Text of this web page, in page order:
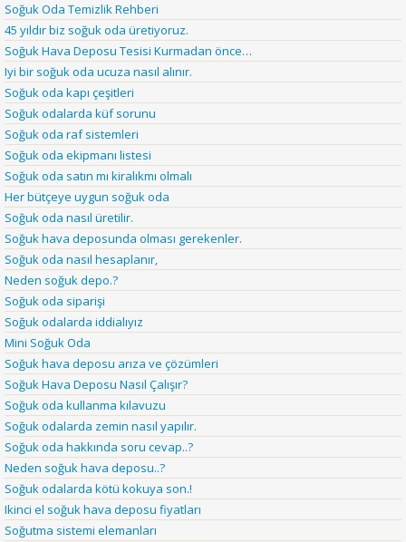
Soğuk Oda Temizlik Rehberi
45 yıldır biz soğuk oda üretiyoruz.
Soğuk Hava Deposu Tesisi Kurmadan önce…
Iyi bir soğuk oda ucuza nasıl alınır.
Soğuk oda kapı çeşitleri
Soğuk odalarda küf sorunu
Soğuk oda raf sistemleri
Soğuk oda ekipmanı listesi
Soğuk oda satın mı kiralıkmı olmalı
Her bütçeye uygun soğuk oda
Soğuk oda nasıl üretilir.
Soğuk hava deposunda olması gerekenler.
Soğuk oda nasıl hesaplanır,
Neden soğuk depo.?
Soğuk oda siparişi
Soğuk odalarda iddialıyız
Mini Soğuk Oda
Soğuk hava deposu arıza ve çözümleri
Soğuk Hava Deposu Nasıl Çalışır?
Soğuk oda kullanma kılavuzu
Soğuk odalarda zemin nasıl yapılır.
Soğuk oda hakkında soru cevap..?
Neden soğuk hava deposu..?
Soğuk odalarda kötü kokuya son.!
Ikinci el soğuk hava deposu fiyatları
Soğutma sistemi elemanları